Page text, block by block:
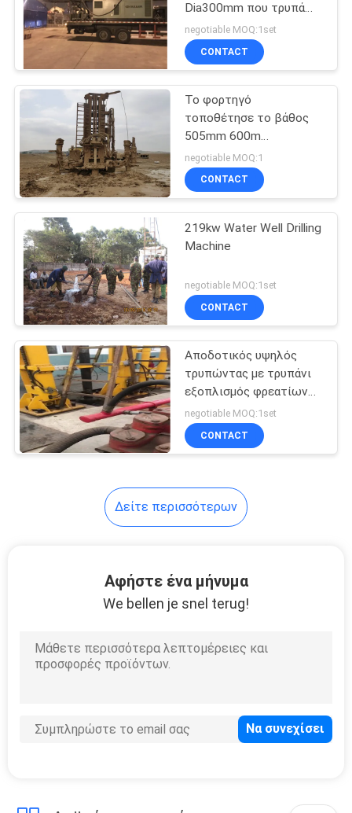
Dia300mm που τρυπά
καλά την τεχνολογία με
τρυπάνι
negotiable MOQ:1set
CONTACT
Το φορτηγό
τοποθέτησε το βάθος
505mm 600m
εγκατάσταση γεώτρησης
διατρήσεων φρεατίων
νερού ανοιγμάτων
negotiable MOQ:1
CONTACT
219kw Water Well Drilling
Machine
negotiable MOQ:1set
CONTACT
Αποδοτικός υψηλός
τρυπώντας με τρυπάνι
εξοπλισμός φρεατίων
νερού ασφάλειας
negotiable MOQ:1set
CONTACT
Δείτε περισσότερων
Αφήστε ένα μήνυμα
We bellen je snel terug!